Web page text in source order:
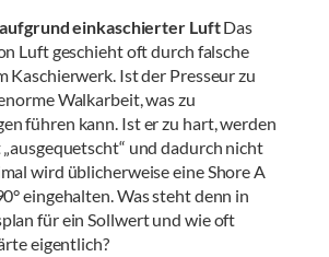
einkaschierter LuftDas
Luft geschieht oft durch falsche
Kaschierwerk. Ist der Presseur zu
Walkarbeit, was zu
führen kann. Ist er zu hart, werden
und dadurch nicht
wird üblicherweise eine Shore A
eingehalten. Was steht denn in
für ein Sollwert und wie oft
eigentlich?